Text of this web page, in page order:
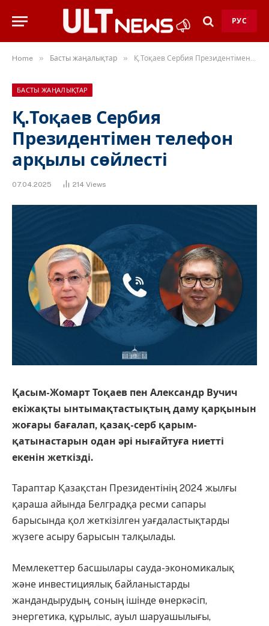
РУС
Home » Басты жаңалықтар » Қ.Тоқаев Сербия Президентімен телефон арқылы сөйлесті
БАСТЫ ЖАҢАЛЫҚТАР
Қ.Тоқаев Сербия
Президентімен телефон
арқылы сөйлесті
07.04.2025 214 Views
Қасым-Жомарт Тоқаев пен Александр Вучич
екіжақты ынтымақтастықтың даму қарқынын
жоғары бағалап, қазақ-серб қарым-
қатынастарын одан әрі нығайтуға ниетті
екенін жеткізді.
Тараптар Қазақстан Президентінің 2024 жылғы
қараша айында Белградқа ресми сапары
барысында қол жеткізілген уағдаластықтарды
жүзеге асыру барысын талқылады.
Мемлекеттер басшылары сауда-экономикалық
және инвестициялық байланыстарды
жандандырудың, соның ішінде өнеркәсіп,
энергетика, құрылыс, ауыл шаруашылығы,